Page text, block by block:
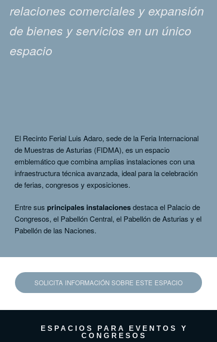
relaciones comerciales y expansión
de bienes y servicios en un único
espacio
El Recinto Ferial Luis Adaro, sede de la Feria Internacional
de Muestras de Asturias (FIDMA), es un espacio
emblemático que combina amplias instalaciones con una
infraestructura técnica avanzada, ideal para la celebración
de ferias, congresos y exposiciones.
Entre sus principales instalacionesdestaca el Palacio de
Congresos, el Pabellón Central, el Pabellón de Asturias y el
Pabellón de las Naciones.
SOLICITA INFORMACIÓN SOBRE ESTE ESPACIO
ESPACIOS PARA EVENTOS Y
CONGRESOS